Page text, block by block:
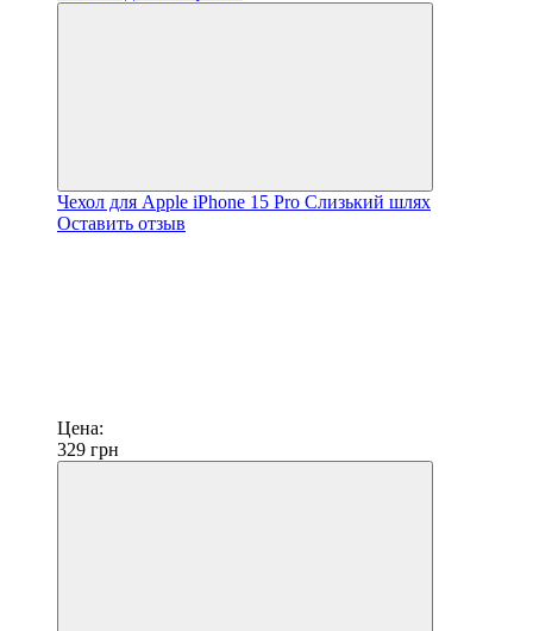
Чехол для Apple iPhone 15 Pro Слизький шлях
Оставить отзыв
Цена:
329 грн